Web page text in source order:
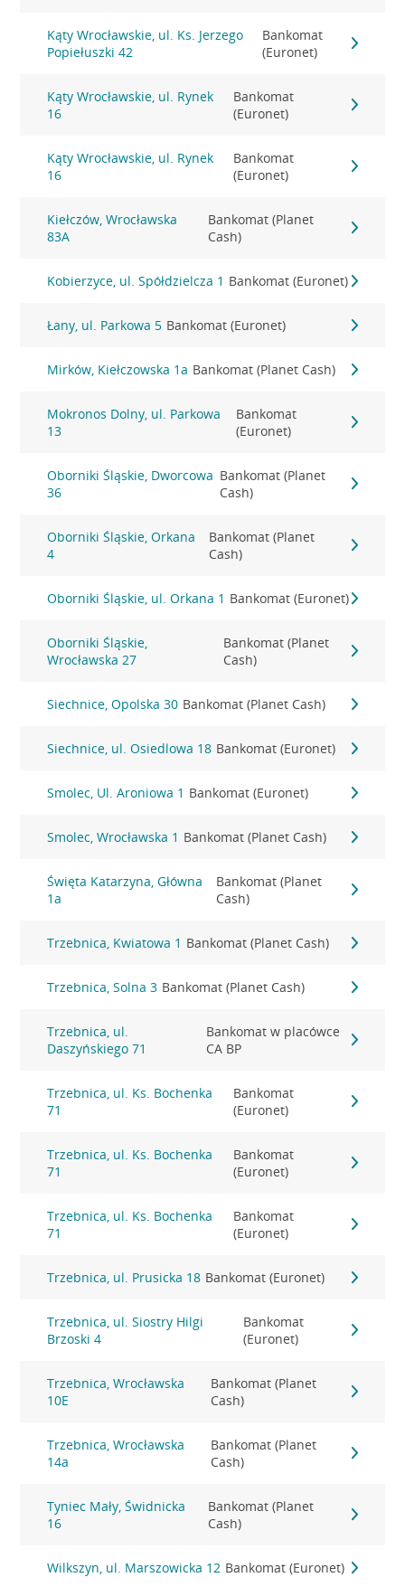
Kąty Wrocławskie, ul. Ks. Jerzego
Popiełuszki 42
Bankomat
(Euronet)
Kąty Wrocławskie, ul. Rynek
16
Bankomat
(Euronet)
Kąty Wrocławskie, ul. Rynek
16
Bankomat
(Euronet)
Kiełczów, Wrocławska
83A
Bankomat (Planet
Cash)
Kobierzyce, ul. Spółdzielcza 1 Bankomat (Euronet)
Łany, ul. Parkowa 5 Bankomat (Euronet)
Mirków, Kiełczowska 1a Bankomat (Planet Cash)
Mokronos Dolny, ul. Parkowa
13
Bankomat
(Euronet)
Oborniki Śląskie, Dworcowa
36
Bankomat (Planet
Cash)
Oborniki Śląskie, Orkana
4
Bankomat (Planet
Cash)
Oborniki Śląskie, ul. Orkana 1 Bankomat (Euronet)
Oborniki Śląskie,
Wrocławska 27
Bankomat (Planet
Cash)
Siechnice, Opolska 30 Bankomat (Planet Cash)
Siechnice, ul. Osiedlowa 18 Bankomat (Euronet)
Smolec, Ul. Aroniowa 1 Bankomat (Euronet)
Smolec, Wrocławska 1 Bankomat (Planet Cash)
Święta Katarzyna, Główna
1a
Bankomat (Planet
Cash)
Trzebnica, Kwiatowa 1 Bankomat (Planet Cash)
Trzebnica, Solna 3 Bankomat (Planet Cash)
Trzebnica, ul.
Daszyńskiego 71
Bankomat w placówce
CA BP
Trzebnica, ul. Ks. Bochenka
71
Bankomat
(Euronet)
Trzebnica, ul. Ks. Bochenka
71
Bankomat
(Euronet)
Trzebnica, ul. Ks. Bochenka
71
Bankomat
(Euronet)
Trzebnica, ul. Prusicka 18 Bankomat (Euronet)
Trzebnica, ul. Siostry Hilgi
Brzoski 4
Bankomat
(Euronet)
Trzebnica, Wrocławska
10E
Bankomat (Planet
Cash)
Trzebnica, Wrocławska
14a
Bankomat (Planet
Cash)
Tyniec Mały, Świdnicka
16
Bankomat (Planet
Cash)
Wilkszyn, ul. Marszowicka 12 Bankomat (Euronet)